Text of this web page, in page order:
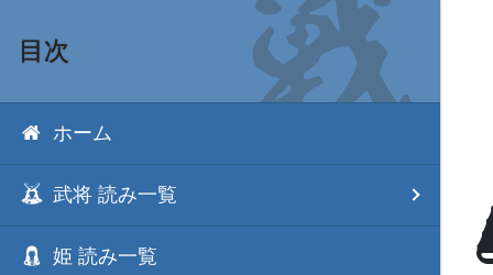
目次
ホーム
武将 読み一覧
姫 読み一覧